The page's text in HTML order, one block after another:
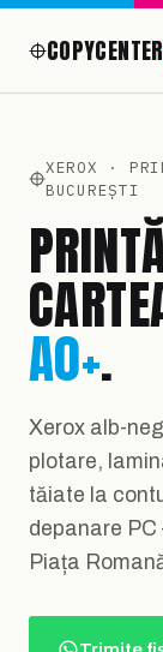
COPYCENTER
XEROX ·
BUCUREȘTI
A0+.
Xerox alb-
plotare,
tăiate la
depanare
Piața